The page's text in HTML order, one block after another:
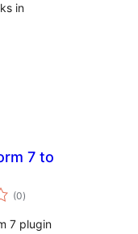
in
7 to
(0total
ratings
)
7 plugin